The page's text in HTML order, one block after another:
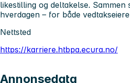
likestilling og deltakelse. Sammen
hverdagen – for både
Nettsted
https://karriere.htbpa.ecura.no/
Annonsedata